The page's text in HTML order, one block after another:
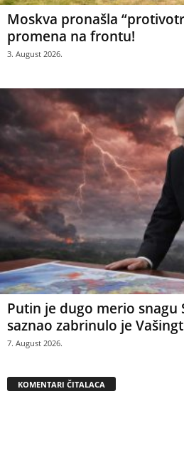
Moskva pronašla
promena na frontu!
3. August 2026.
Putin je dugo merio snagu
saznao zabrinulo je
7. August 2026.
KOMENTARI ČITALACA